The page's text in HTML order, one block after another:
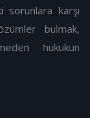
sorunlara karşı
bulmak,
hukukun